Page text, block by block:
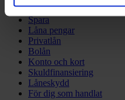
Spara
Låna pengar
Privatlån
Bolån
Konto och kort
Skuldfinansiering
Låneskydd
För dig som handlat